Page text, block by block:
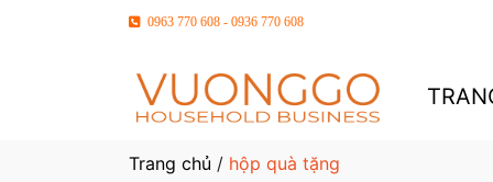
0963 770 608 - 0936 770 608
Trang chủ / hộp quà tặng